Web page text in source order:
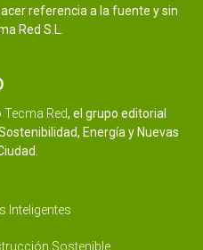
referencia a la fuente y sin
Red S.L.
Tecma Red, el grupo editorial
Energía y Nuevas
Inteligentes
Sostenible